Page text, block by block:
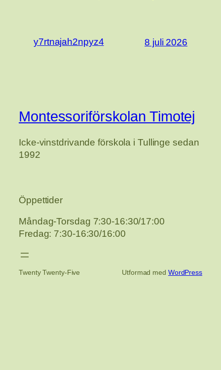
y7rtnajah2npyz4 8 juli 2026
Montessoriförskolan Timotej
Icke-vinstdrivande förskola i Tullinge sedan
1992
Öppettider
Måndag-Torsdag 7:30-16:30/17:00
Fredag: 7:30-16:30/16:00
Twenty Twenty-Five Utformad med WordPress